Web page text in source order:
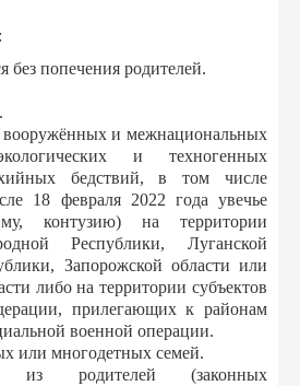
без попечения родителей.
и межнациональных
и техногенных
бедствий, в том числе
18 февраля 2022 года увечье
контузию) на территории
Республики, Луганской
Запорожской области или
либо на территории субъектов
прилегающих к районам
военной операции.
или многодетных семей.
родителей (законных